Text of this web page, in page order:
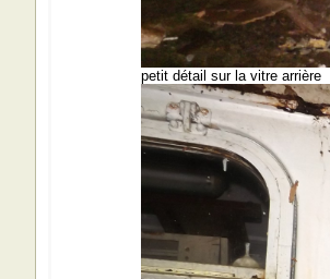
petit détail sur la vitre arrière